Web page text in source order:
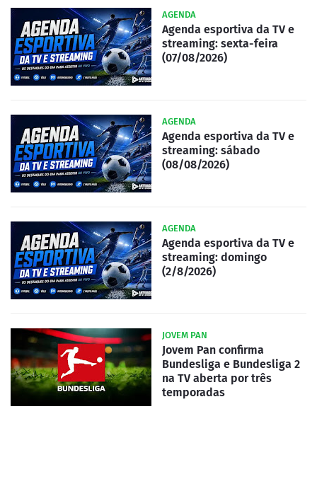
AGENDA
Agenda esportiva da TV e
streaming: sexta-feira
(07/08/2026)
AGENDA
Agenda esportiva da TV e
streaming: sábado
(08/08/2026)
AGENDA
Agenda esportiva da TV e
streaming: domingo
(2/8/2026)
JOVEM PAN
Jovem Pan confirma
Bundesliga e Bundesliga 2
na TV aberta por três
temporadas